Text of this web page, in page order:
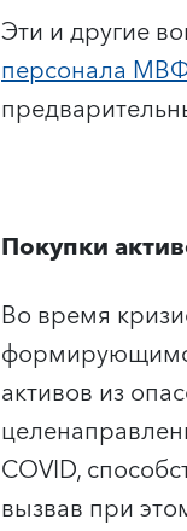
Эти и другие
персонала
Покупки
Во время
активов из
COVID,
вызвав при